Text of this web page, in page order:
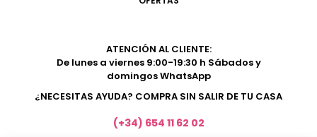
ATENCIÓN AL CLIENTE:
De lunes a viernes 9:00-19:30 h Sábados y
domingos WhatsApp
¿NECESITAS AYUDA? COMPRA SIN SALIR DE TU CASA
(+34) 654 11 62 02